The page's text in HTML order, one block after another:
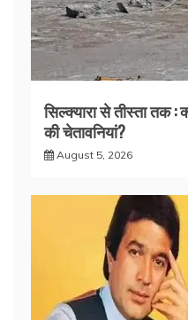
सिल्क्यारा से तीस्ता तक :
की चेतावनियां?
August 5, 2026